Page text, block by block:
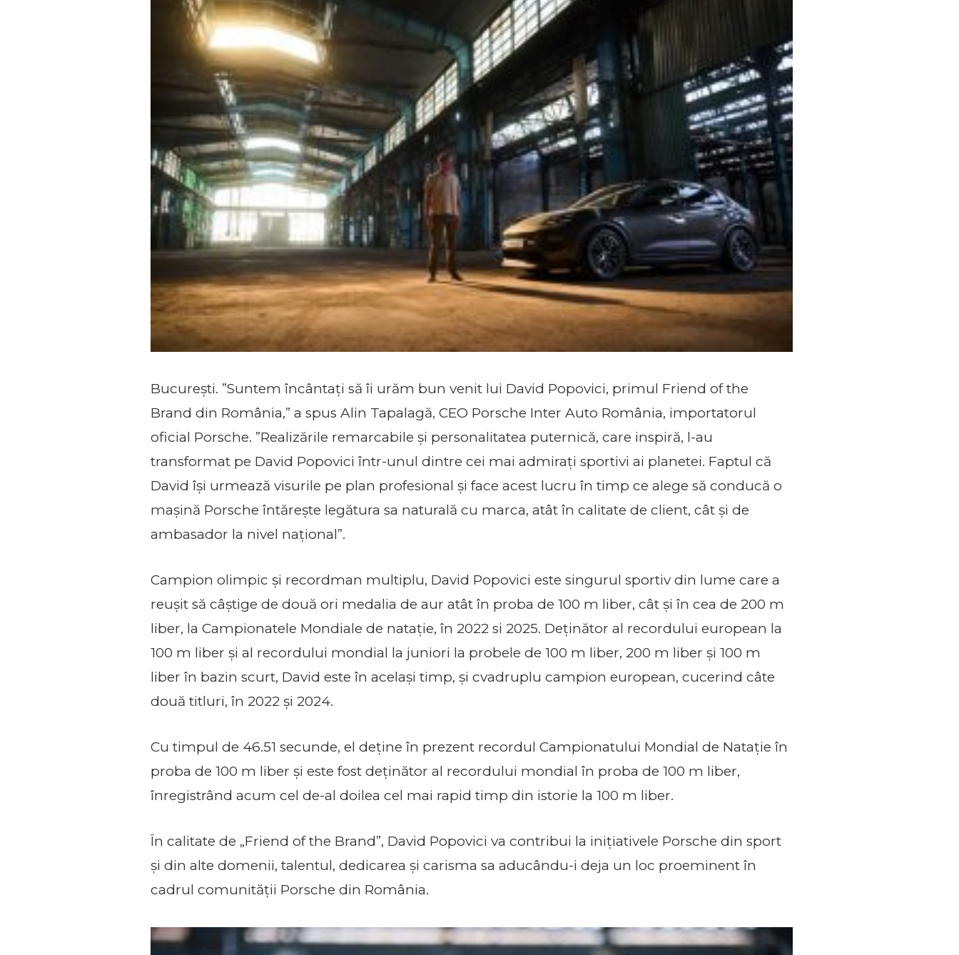
București. ”Suntem încântați să îi urăm bun venit lui David Popovici, primul Friend of the
Brand din România,” a spus Alin Tapalagă, CEO Porsche Inter Auto România, importatorul
oficial Porsche. ”Realizările remarcabile și personalitatea puternică, care inspiră, l-au
transformat pe David Popovici într-unul dintre cei mai admirați sportivi ai planetei. Faptul că
David își urmează visurile pe plan profesional și face acest lucru în timp ce alege să conducă o
mașină Porsche întărește legătura sa naturală cu marca, atât în calitate de client, cât și de
ambasador la nivel național”.
Campion olimpic și recordman multiplu, David Popovici este singurul sportiv din lume care a
reușit să câștige de două ori medalia de aur atât în proba de 100 m liber, cât și în cea de 200 m
liber, la Campionatele Mondiale de natație, în 2022 si 2025. Deținător al recordului european la
100 m liber și al recordului mondial la juniori la probele de 100 m liber, 200 m liber și 100 m
liber în bazin scurt, David este în același timp, și cvadruplu campion european, cucerind câte
două titluri, în 2022 și 2024.
Cu timpul de 46.51 secunde, el deține în prezent recordul Campionatului Mondial de Natație în
proba de 100 m liber și este fost deținător al recordului mondial în proba de 100 m liber,
înregistrând acum cel de-al doilea cel mai rapid timp din istorie la 100 m liber.
În calitate de „Friend of the Brand”, David Popovici va contribui la inițiativele Porsche din sport
și din alte domenii, talentul, dedicarea și carisma sa aducându-i deja un loc proeminent în
cadrul comunității Porsche din România.